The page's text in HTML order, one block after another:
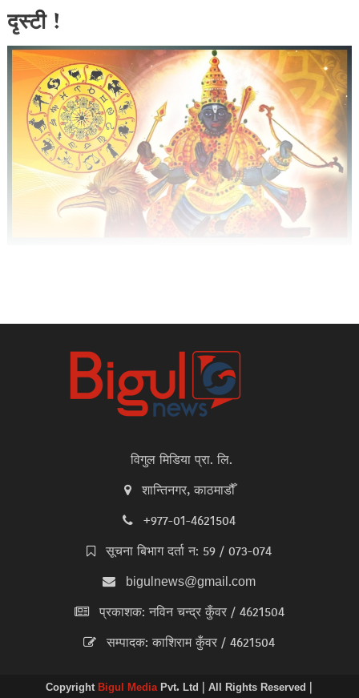
दृस्टी !
विगुल मिडिया प्रा. लि.
शान्तिनगर, काठमाडौँ
+977-01-4621504
सूचना बिभाग दर्ता न: 59 / 073-074
bigulnews@gmail.com
प्रकाशक: नविन चन्द्र कुँवर / 4621504
सम्पादक: काशिराम कुँवर / 4621504
Copyright Bigul MediaPvt. Ltd | All Rights Reserved |